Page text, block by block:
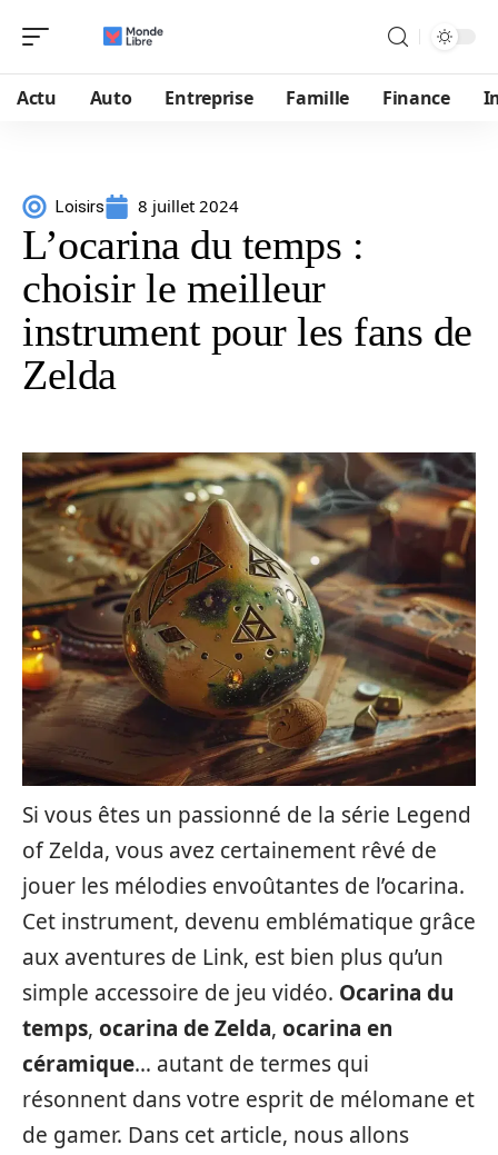
Actu Auto Entreprise Famille Finance
Loisirs 8 juillet 2024
L’ocarina du temps :
choisir le meilleur
instrument pour les fans de
Zelda
Si vous êtes un passionné de la série Legend
of Zelda, vous avez certainement rêvé de
jouer les mélodies envoûtantes de l’ocarina.
Cet instrument, devenu emblématique grâce
aux aventures de Link, est bien plus qu’un
simple accessoire de jeu vidéo. Ocarina du
temps, ocarina de Zelda, ocarina en
céramique… autant de termes qui
résonnent dans votre esprit de mélomane et
de gamer. Dans cet article, nous allons